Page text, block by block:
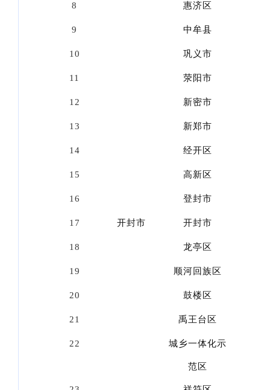
8 惠济区
9 中牟县
10 巩义市
11 荥阳市
12 新密市
13 新郑市
14 经开区
15 高新区
16 登封市
17 开封市 开封市
18 龙亭区
19 顺河回族区
20 鼓楼区
21 禹王台区
22 城乡一体化示
范区